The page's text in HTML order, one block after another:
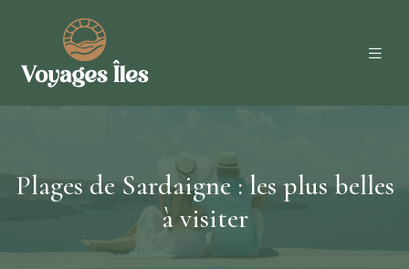
Plages de Sardaigne : les plus belles
à visiter